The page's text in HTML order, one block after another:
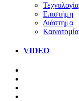
Τεχνολογία
Επιστήμη
Διάστημα
Καινοτομία
VIDEO